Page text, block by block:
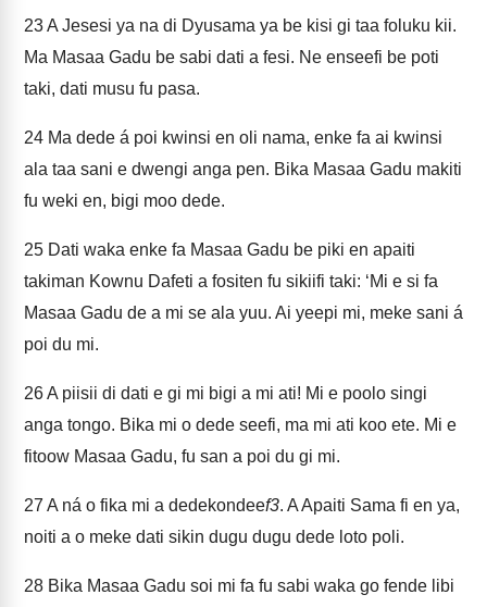
23A Jesesi ya na di Dyusama ya be kisi gi taa foluku kii.
Ma Masaa Gadu be sabi dati a fesi. Ne enseefi be poti
taki, dati musu fu pasa.
24 Ma dede á poi kwinsi en oli nama, enke fa ai kwinsi
ala taa sani e dwengi anga pen. Bika Masaa Gadu makiti
fu weki en, bigi moo dede.
25 Dati waka enke fa Masaa Gadu be piki en apaiti
takiman Kownu Dafeti a fositen fu sikiifi taki: ‘Mi e si fa
Masaa Gadu de a mi se ala yuu. Ai yeepi mi, meke sani á
poi du mi.
26A piisii di dati e gi mi bigi a mi ati! Mi e poolo singi
anga tongo. Bika mi o dede seefi, ma mi ati koo ete. Mi e
fitoow Masaa Gadu, fu san a poi du gi mi.
27 A ná o fika mi a dedekondeef3. A Apaiti Sama fi en ya,
noiti a o meke dati sikin dugu dugu dede loto poli.
28 Bika Masaa Gadu soi mi fa fu sabi waka go fende libi